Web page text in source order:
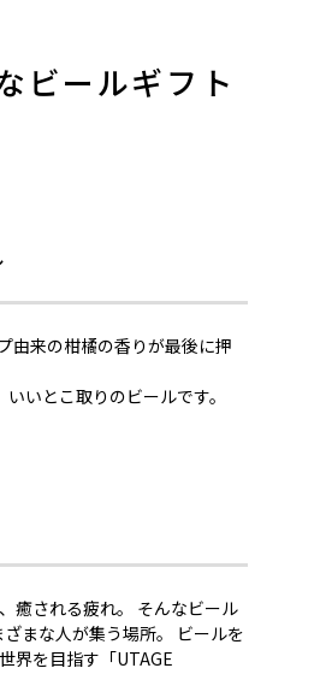
ビールギフト
由来の柑橘の香りが最後に押
いとこ取りのビールです。
癒される疲れ。 そんなビール
まな人が集う場所。 ビールを
界を目指す「UTAGE